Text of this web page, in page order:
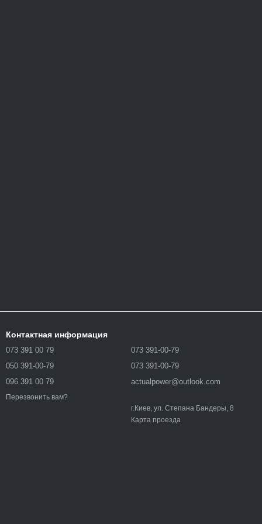
Контактная информация
073 391 00 79
050 391-00-79
096 391 00 79
Перезвонить вам?
073 391-00-79
073 391-00-79
actualpower@outlook.com
г.Киев, ул. Степана Бандеры, 8
Карта проезда